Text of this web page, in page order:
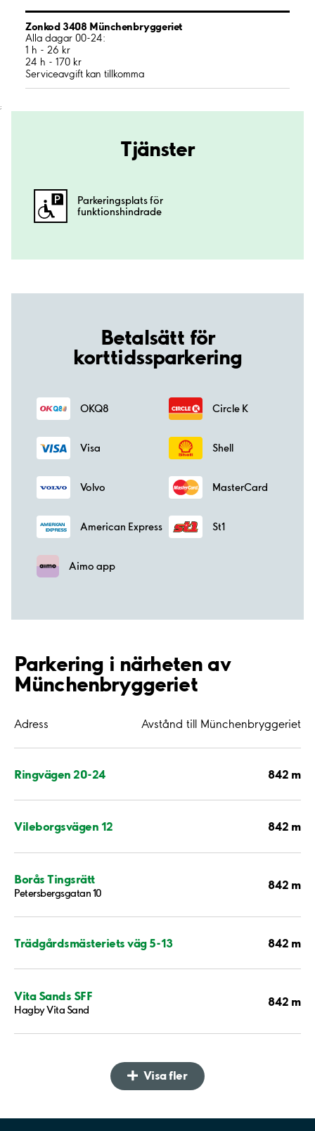
Zonkod 3408 Münchenbryggeriet
Alla dagar 00-24:
1 h - 26 kr
24 h - 170 kr
Serviceavgift kan tillkomma
;
Tjänster
Parkeringsplats för
funktionshindrade
Betalsätt för
korttidssparkering
OKQ8 Circle K
Visa Shell
Volvo MasterCard
American Express St1
Aimo app
Parkering i närheten av
Münchenbryggeriet
Adress Avstånd till Münchenbryggeriet
Ringvägen 20-24 842 m
Vileborgsvägen 12 842 m
Borås Tingsrätt
Petersbergsgatan 10
842 m
Trädgårdsmästeriets väg 5-13 842 m
Vita Sands SFF
Hagby Vita Sand
842 m
Visa fler